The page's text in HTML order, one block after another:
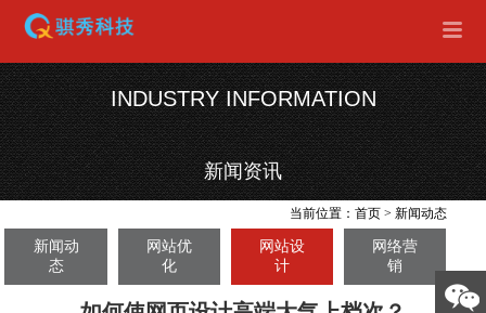
INDUSTRY INFORMATION
新闻资讯
当前位置：首页 >新闻动态
新闻动
态
网站优
化
网站设
计
网络营
销